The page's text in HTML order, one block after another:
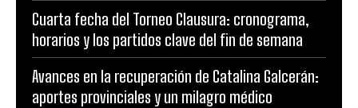
Cuarta fecha del Torneo Clausura: cronograma,
horarios y los partidos clave del fin de semana
Avances en la recuperación de Catalina Galcerán:
aportes provinciales y un milagro médico